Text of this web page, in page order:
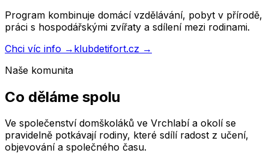
Program kombinuje domácí vzdělávání, pobyt v přírodě,
práci s hospodářskými zvířaty a sdílení mezi rodinami.
Chci víc info → klubdetifort.cz →
Naše komunita
Co děláme spolu
Ve společenství domškoláků ve Vrchlabí a okolí se
pravidelně potkávají rodiny, které sdílí radost z učení,
objevování a společného času.